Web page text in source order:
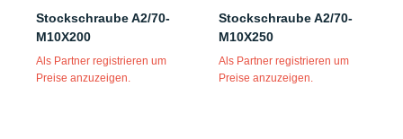
Stockschraube A2/70-
M10X200
Als Partner registrieren um
Preise anzuzeigen.
Stockschraube A2/70-
M10X250
Als Partner registrieren um
Preise anzuzeigen.